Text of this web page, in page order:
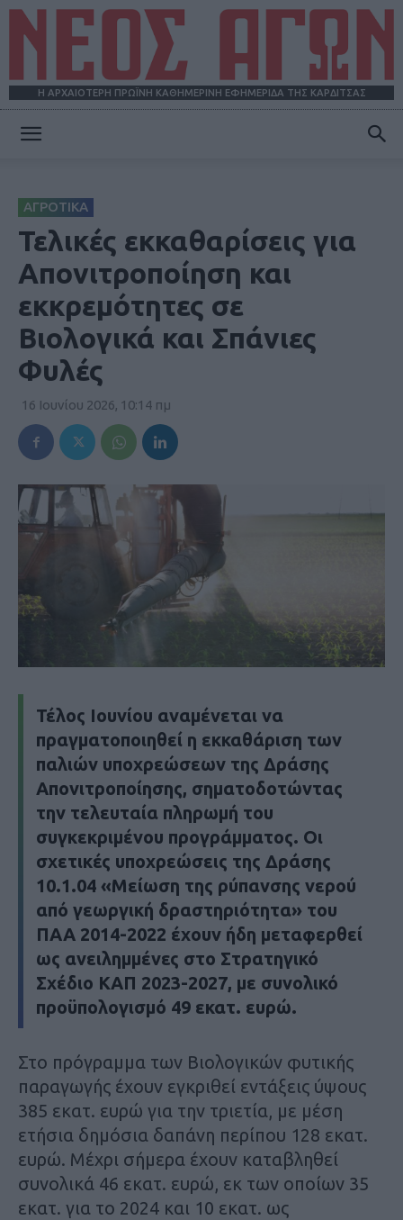
Η ΑΡΧΑΙΟΤΕΡΗ ΠΡΩΪΝΗ ΚΑΘΗΜΕΡΙΝΗ ΕΦΗΜΕΡΙΔΑ ΤΗΣ ΚΑΡΔΙΤΣΑΣ
ΑΓΡΟΤΙΚΑ
Τελικές εκκαθαρίσεις για
Απονιτροποίηση και
εκκρεμότητες σε
Βιολογικά και Σπάνιες
Φυλές
16 Ιουνίου 2026, 10:14 πμ
Τέλος Ιουνίου αναμένεται να
πραγματοποιηθεί η εκκαθάριση των
παλιών υποχρεώσεων της Δράσης
Απονιτροποίησης, σηματοδοτώντας
την τελευταία πληρωμή του
συγκεκριμένου προγράμματος. Οι
σχετικές υποχρεώσεις της Δράσης
10.1.04 «Μείωση της ρύπανσης νερού
από γεωργική δραστηριότητα» του
ΠΑΑ 2014-2022 έχουν ήδη μεταφερθεί
ως ανειλημμένες στο Στρατηγικό
Σχέδιο ΚΑΠ 2023-2027, με συνολικό
προϋπολογισμό 49 εκατ. ευρώ.
Στο πρόγραμμα των Βιολογικών φυτικής
παραγωγής έχουν εγκριθεί εντάξεις ύψους
385 εκατ. ευρώ για την τριετία, με μέση
ετήσια δημόσια δαπάνη περίπου 128 εκατ.
ευρώ. Μέχρι σήμερα έχουν καταβληθεί
συνολικά 46 εκατ. ευρώ, εκ των οποίων 35
εκατ. για το 2024 και 10 εκατ. ως